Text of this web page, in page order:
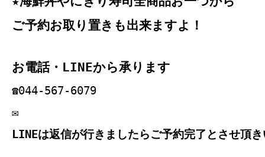
ご予約お取り置きも出来ますよ！
お電話・LINEから承ります
☎044‐567‐6079
✉
LINEは返信が行きましたらご予約完了とさせ頂